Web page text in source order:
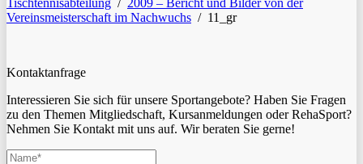
Tischtennisabteilung / 2009 – Bericht und Bilder von der
Vereinsmeisterschaft im Nachwuchs / 11_gr
Kontaktanfrage
Interessieren Sie sich für unsere Sportangebote? Haben Sie Fragen
zu den Themen Mitgliedschaft, Kursanmeldungen oder RehaSport?
Nehmen Sie Kontakt mit uns auf. Wir beraten Sie gerne!